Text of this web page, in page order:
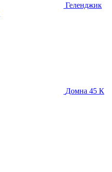
Геленджик
Домна 45 К